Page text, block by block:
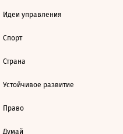
Идеи управления
Спорт
Страна
Устойчивое развитие
Право
Думай